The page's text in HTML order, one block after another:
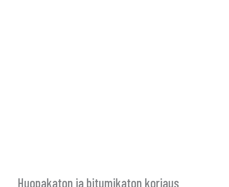
Huopakaton ja bitumikaton korjaus